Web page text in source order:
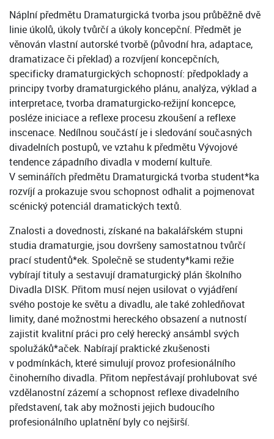
Náplní předmětu Dramaturgická tvorba jsou průběžně dvě
linie úkolů, úkoly tvůrčí a úkoly koncepční. Předmět je
věnován vlastní autorské tvorbě (původní hra, adaptace,
dramatizace či překlad) a rozvíjení koncepčních,
specificky dramaturgických schopností: předpoklady a
principy tvorby dramaturgického plánu, analýza, výklad a
interpretace, tvorba dramaturgicko-režijní koncepce,
posléze iniciace a reflexe procesu zkoušení a reflexe
inscenace. Nedílnou součástí je i sledování současných
divadelních postupů, ve vztahu k předmětu Vývojové
tendence západního divadla v moderní kultuře.
V seminářích předmětu Dramaturgická tvorba student*ka
rozvíjí a prokazuje svou schopnost odhalit a pojmenovat
scénický potenciál dramatických textů.
Znalosti a dovednosti, získané na bakalářském stupni
studia dramaturgie, jsou dovršeny samostatnou tvůrčí
prací studentů*ek. Společně se studenty*kami režie
vybírají tituly a sestavují dramaturgický plán školního
Divadla DISK. Přitom musí nejen usilovat o vyjádření
svého postoje ke světu a divadlu, ale také zohledňovat
limity, dané možnostmi hereckého obsazení a nutností
zajistit kvalitní práci pro celý herecký ansámbl svých
spolužáků*aček. Nabírají praktické zkušenosti
v podmínkách, které simulují provoz profesionálního
činoherního divadla. Přitom nepřestávají prohlubovat své
vzdělanostní zázemí a schopnost reflexe divadelního
představení, tak aby možnosti jejich budoucího
profesionálního uplatnění byly co nejširší.